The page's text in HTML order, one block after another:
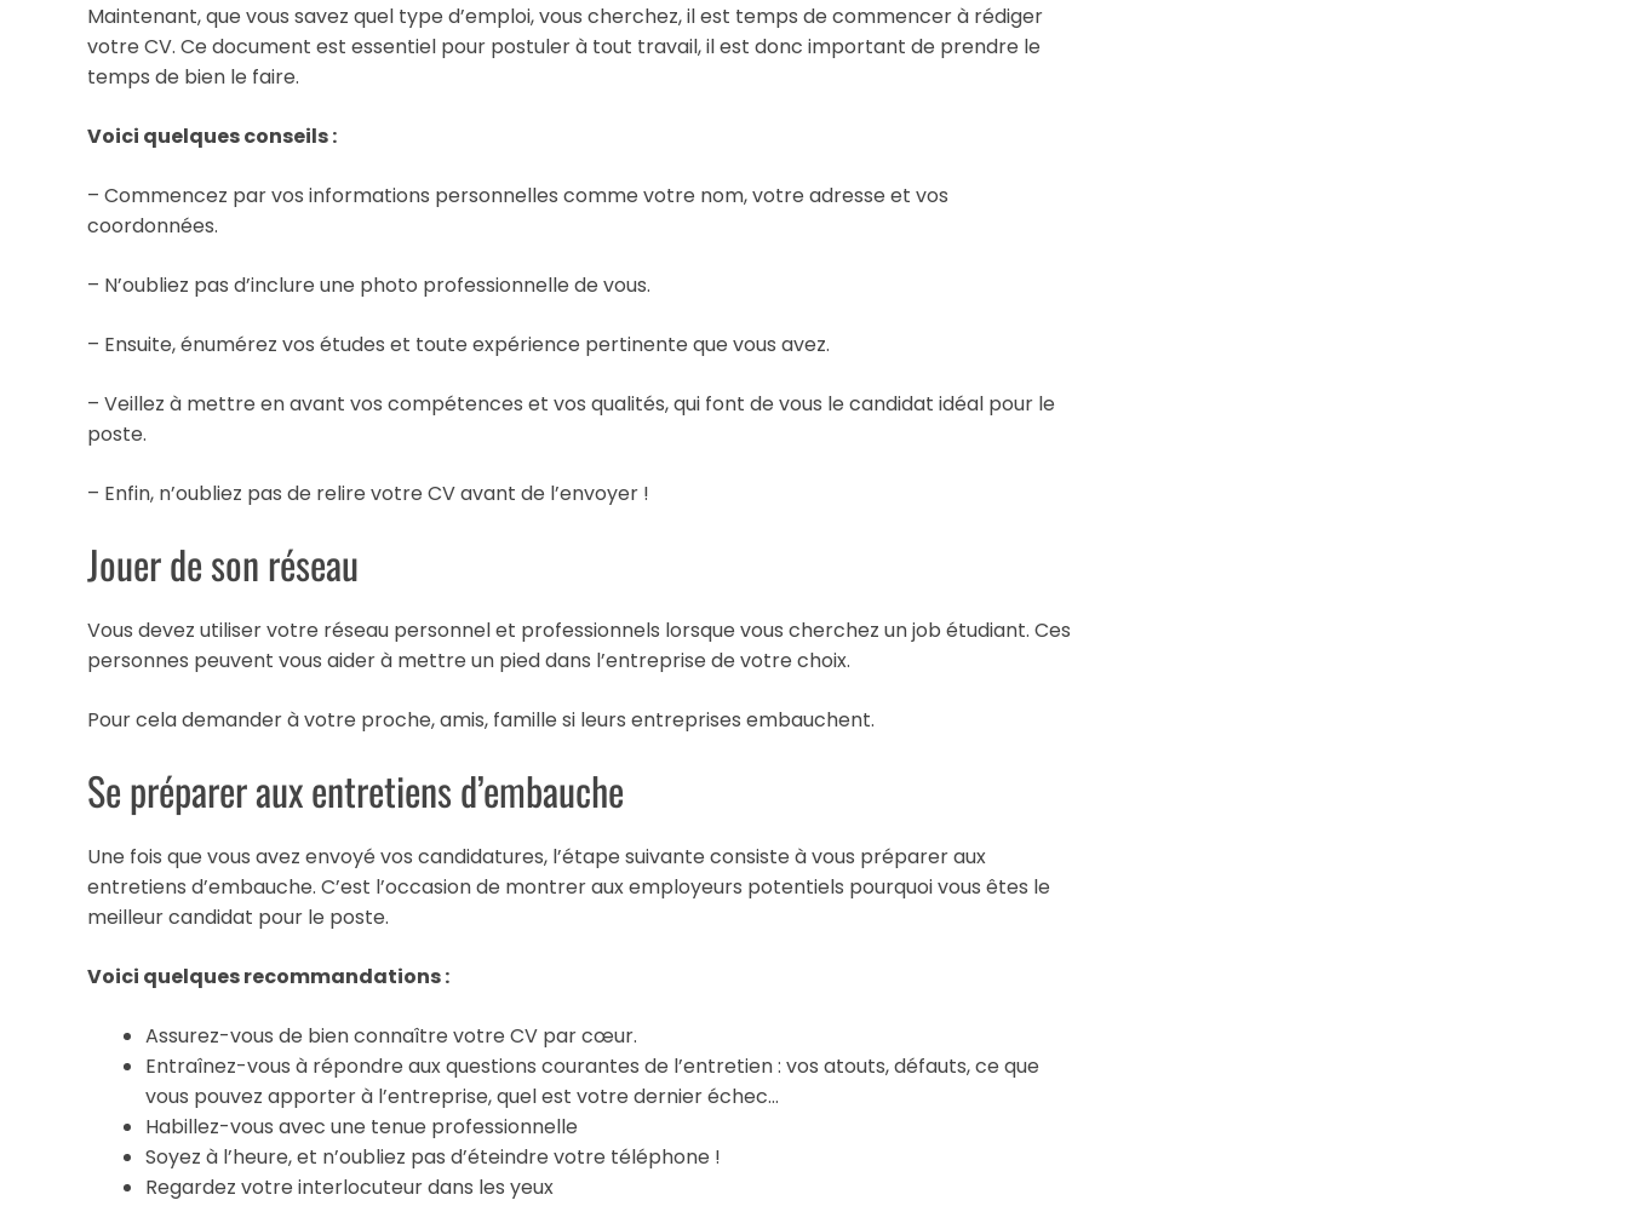
Maintenant, que vous savez quel type d’emploi, vous cherchez, il est temps de commencer à rédiger
votre CV. Ce document est essentiel pour postuler à tout travail, il est donc important de prendre le
temps de bien le faire.
Voici quelques conseils :
– Commencez par vos informations personnelles comme votre nom, votre adresse et vos
coordonnées.
– N’oubliez pas d’inclure une photo professionnelle de vous.
– Ensuite, énumérez vos études et toute expérience pertinente que vous avez.
– Veillez à mettre en avant vos compétences et vos qualités, qui font de vous le candidat idéal pour le
poste.
– Enfin, n’oubliez pas de relire votre CV avant de l’envoyer !
Jouer de son réseau
Vous devez utiliser votre réseau personnel et professionnels lorsque vous cherchez un job étudiant. Ces
personnes peuvent vous aider à mettre un pied dans l’entreprise de votre choix.
Pour cela demander à votre proche, amis, famille si leurs entreprises embauchent.
Se préparer aux entretiens d’embauche
Une fois que vous avez envoyé vos candidatures, l’étape suivante consiste à vous préparer aux
entretiens d’embauche. C’est l’occasion de montrer aux employeurs potentiels pourquoi vous êtes le
meilleur candidat pour le poste.
Voici quelques recommandations :
Assurez-vous de bien connaître votre CV par cœur.
Entraînez-vous à répondre aux questions courantes de l’entretien : vos atouts, défauts, ce que
vous pouvez apporter à l’entreprise, quel est votre dernier échec…
Habillez-vous avec une tenue professionnelle
Soyez à l’heure, et n’oubliez pas d’éteindre votre téléphone !
Regardez votre interlocuteur dans les yeux